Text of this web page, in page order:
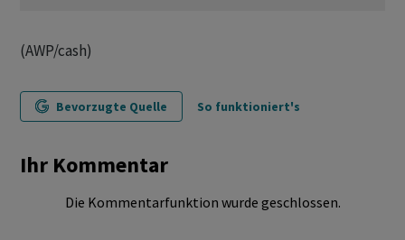
(AWP/cash)
Bevorzugte Quelle So funktioniert's
Ihr Kommentar
Die Kommentarfunktion wurde geschlossen.